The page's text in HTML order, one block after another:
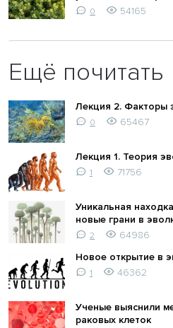
0 54165
Ещё почитать
Лекция 2. Факторы
0 65467
Лекция 1. Теория
1 71756
Уникальная
новые грани в
2
64986
Новое открытие в
1 46362
Ученые выяснили
раковых клеток